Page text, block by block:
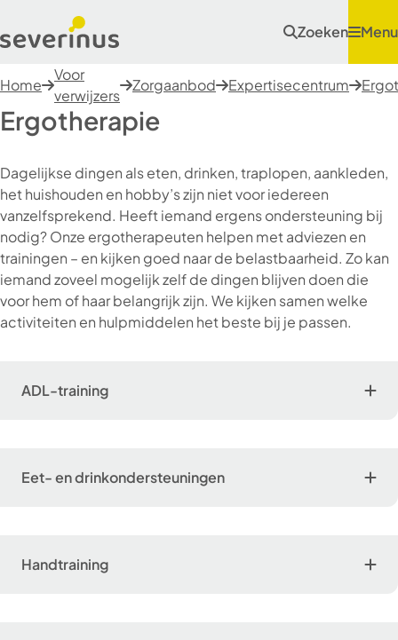
Zoeken Menu
Home
Voor
verwijzers
Zorgaanbod Expertisecentrum
Ergotherapie
Dagelijkse dingen als eten, drinken, traplopen, aankleden,
het huishouden en hobby’s zijn niet voor iedereen
vanzelfsprekend. Heeft iemand ergens ondersteuning bij
nodig? Onze ergotherapeuten helpen met adviezen en
trainingen – en kijken goed naar de belastbaarheid. Zo kan
iemand zoveel mogelijk zelf de dingen blijven doen die
voor hem of haar belangrijk zijn. We kijken samen welke
activiteiten en hulpmiddelen het beste bij je passen.
ADL-training
Eet- en drinkondersteuningen
Handtraining